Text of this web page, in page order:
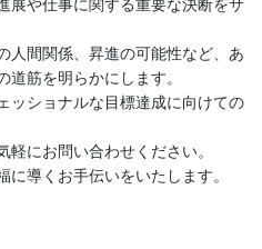
人間関係、昇進の可能性など、あ
筋を明らかにします。
ッショナルな目標達成に向けての
にお問い合わせください。
導くお手伝いをいたします。